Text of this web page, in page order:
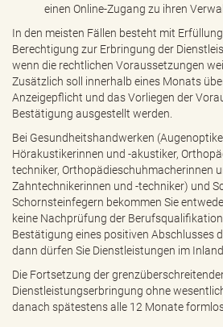
einen Online-Zugang zu ihren
In den meisten Fällen besteht mit
Berechtigung zur Erbringung der
wenn die rechtlichen Voraussetzungen
Zusätzlich soll innerhalb eines Monats
Anzeigepflicht und das Vorliegen der
Bestätigung ausgestellt werden.
Bei Gesundheitshandwerken
Hörakustikerinnen und -akustiker,
techniker, Orthopädieschuhmacherinnen
Zahntechnikerinnen und -techniker) und
Schornsteinfegern bekommen Sie
keine Nachprüfung der
Bestätigung eines positiven Abschlusses
dann dürfen Sie Dienstleistungen im
Die Fortsetzung der
Dienstleistungserbringung ohne
danach spätestens alle 12 Monate